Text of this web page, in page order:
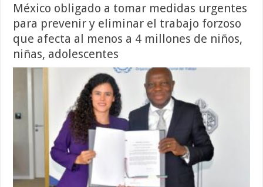
México obligado a tomar medidas urgentes
para prevenir y eliminar el trabajo forzoso
que afecta al menos a 4 millones de niños,
niñas, adolescentes